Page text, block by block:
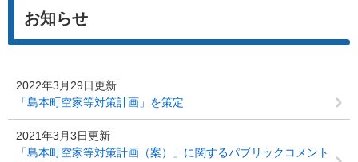
お知らせ
2022年3月29日更新
「島本町空家等対策計画」を策定
2021年3月3日更新
「島本町空家等対策計画（案）」に関するパブリックコメント